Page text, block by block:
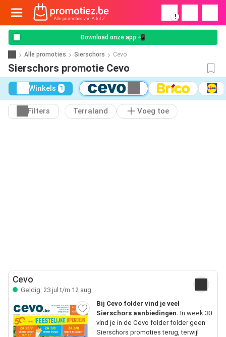
!
Download onze app 📲
Alle promoties Sierschors Cevo
Sierschors promotie Cevo
Winkels 1
Filters Terraland Voeg toe
Cevo
Geldig: 23 jul t/m 12 aug
Bij Cevo folder vind je veel
Sierschors aanbiedingen. In week 30
vind je in de Cevo folder folder geen
Sierschors promoties terug, terwijl